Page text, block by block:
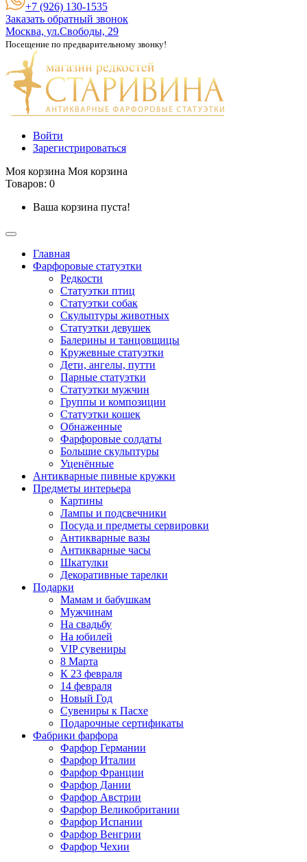
+7 (926) 130-1535
Заказать обратный звонок
Москва, ул.Свободы, 29
Посещение по предварительному звонку!
Войти
Зарегистрироваться
Моя корзина Моя корзина
Товаров: 0
Ваша корзина пуста!
Главная
Фарфоровые статуэтки
Редкости
Cтатуэтки птиц
Cтатуэтки собак
Скульптуры животных
Статуэтки девушек
Балерины и танцовщицы
Кружевные статуэтки
Дети, ангелы, путти
Парные статуэтки
Статуэтки мужчин
Группы и композиции
Статуэтки кошек
Обнаженные
Фарфоровые солдаты
Большие скульптуры
Уценённые
Антикварные пивные кружки
Предметы интерьера
Картины
Лампы и подсвечники
Посуда и предметы сервировки
Антикварные вазы
Антикварные часы
Шкатулки
Декоративные тарелки
Подарки
Мамам и бабушкам
Мужчинам
На свадьбу
На юбилей
VIP сувениры
8 Марта
К 23 февраля
14 февраля
Новый Год
Сувениры к Пасхе
Подарочные сертификаты
Фабрики фарфора
Фарфор Германии
Фарфор Италии
Фарфор Франции
Фарфор Дании
Фарфор Австрии
Фарфор Великобритании
Фарфор Испании
Фарфор Венгрии
Фарфор Чехии